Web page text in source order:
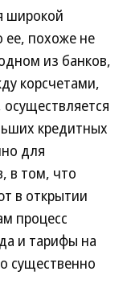
широкой
ее, похоже не
из банков,
корсчетами,
кредитных
для
в том, что
в открытии
процесс
и тарифы на
существенно